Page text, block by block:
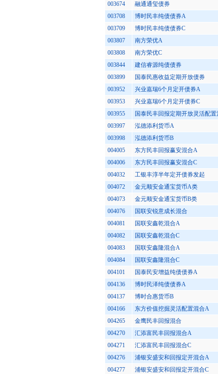
003674
融通通玺债券
003708
博时民丰纯债债券A
003709
博时民丰纯债债券C
003807
南方荣优A
003808
南方荣优C
003844
建信睿源纯债债券
003899
国泰民惠收益定期开放债券
003952
兴业嘉瑞6个月定开债券A
003953
兴业嘉瑞6个月定开债券C
003955
国泰民丰回报定期开放灵活配置
003997
泓德添利货币A
003998
泓德添利货币B
004005
东方民丰回报赢安混合A
004006
东方民丰回报赢安混合C
004032
工银丰淳半年定开债券发起
004072
金元顺安金通宝货币A类
004073
金元顺安金通宝货币B类
004076
国联安锐意成长混合
004081
国联安鑫乾混合A
004082
国联安鑫乾混合C
004083
国联安鑫隆混合A
004084
国联安鑫隆混合C
004101
国泰民安增益纯债债券A
004136
博时民泽纯债债券A
004137
博时合惠货币B
004166
东方价值挖掘灵活配置混合A
004265
金鹰民丰回报混合
004270
汇添富民丰回报混合A
004271
汇添富民丰回报混合C
004276
浦银安盛安和回报定开混合A
004277
浦银安盛安和回报定开混合C